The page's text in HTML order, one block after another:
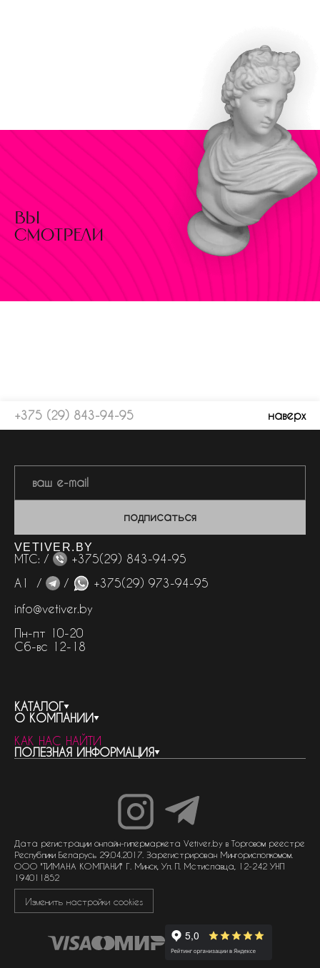
вы
смотрели
+375 (29) 843-94-95 наверх
подписаться
VETIVER.BY
МТС: /
+375(29) 843-94-95
А1 /
/
+375(29) 973-94-95
info@vetiver.by
Пн-пт 10-20
Сб-вс 12-18
КАТАЛОГ
весь каталог
бренды
женская парфюмерия
мужская парфюмерия
унисекс парфюмерия
О КОМПАНИИ
контакты
о компании
доставка и оплата
КАК НАС НАЙТИ
ПОЛЕЗНАЯ ИНФОРМАЦИЯ
как совершить покупку
политика обработки персональных данных
политика обработки файлов cookie
Дата регистрации онлайн-гипермаркета Vetiver.by в Торговом реестре
Республики Беларусь 29.04.2017. Зарегистрирован Мингорисполкомом.
ООО "ТИМАНА КОМПАНИ" Г. Минск, Ул. П. Мстиславца, 12-242 УНП
194011852
Изменить настройки cookies